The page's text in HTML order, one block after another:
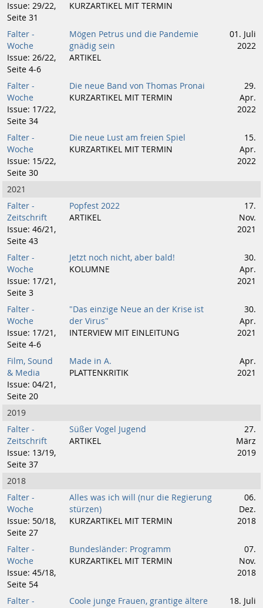
Issue: 29/22,
Seite 31
KURZARTIKEL MIT TERMIN
Falter -
Woche
Issue: 26/22,
Seite 4-6
Mögen Petrus und die Pandemie
gnädig sein
ARTIKEL
01. Juli
2022
Falter -
Woche
Issue: 17/22,
Seite 34
Die neue Band von Thomas Pronai
KURZARTIKEL MIT TERMIN
29.
Apr.
2022
Falter -
Woche
Issue: 15/22,
Seite 30
Die neue Lust am freien Spiel
KURZARTIKEL MIT TERMIN
15.
Apr.
2022
2021
Falter -
Zeitschrift
Issue: 46/21,
Seite 43
Popfest 2022
ARTIKEL
17.
Nov.
2021
Falter -
Woche
Issue: 17/21,
Seite 3
Jetzt noch nicht, aber bald!
KOLUMNE
30.
Apr.
2021
Falter -
Woche
Issue: 17/21,
Seite 4-6
"Das einzige Neue an der Krise ist
der Virus"
INTERVIEW MIT EINLEITUNG
30.
Apr.
2021
Film, Sound
& Media
Issue: 04/21,
Seite 20
Made in A.
PLATTENKRITIK
Apr.
2021
2019
Falter -
Zeitschrift
Issue: 13/19,
Seite 37
Süßer Vogel Jugend
ARTIKEL
27.
März
2019
2018
Falter -
Woche
Issue: 50/18,
Seite 27
Alles was ich will (nur die Regierung
stürzen)
KURZARTIKEL MIT TERMIN
06.
Dez.
2018
Falter -
Woche
Issue: 45/18,
Seite 54
Bundesländer: Programm
KURZARTIKEL MIT TERMIN
07.
Nov.
2018
Falter -
Coole junge Frauen, grantige ältere
18. Juli